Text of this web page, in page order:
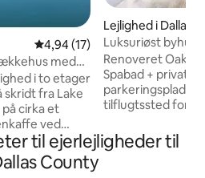
4,94 ud af 5 i gennemsnitlig
4,94 (17)
med
i to etager
skridt fra Lake
på cirka et
ved
og
Lejlighed i Dallas
Luksuriøst byhus i
Renoveret Oak
Spabad + privat
parkeringspladser Det
tilflugtssted for
over 30 dage og
Park. Den har et
til ejerlejligheder til
County